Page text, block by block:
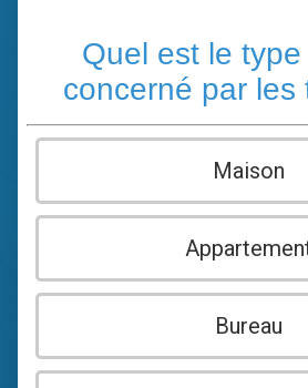
Quel est le
concerné par les
Maison
Bureau